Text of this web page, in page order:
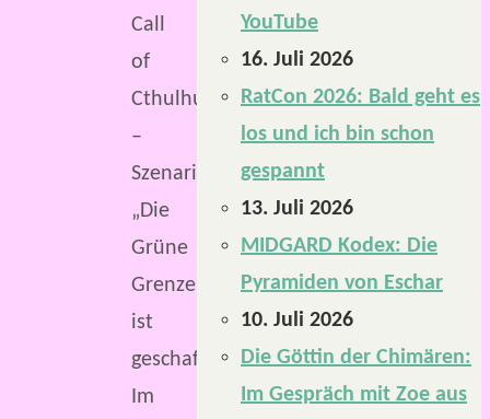
Call
of
Cthulhu
–
Szenario
„Die
Grüne
Grenze“
ist
geschafft.
Im
YouTube
16. Juli 2026
RatCon 2026: Bald geht es
los und ich bin schon
gespannt
13. Juli 2026
MIDGARD Kodex: Die
Pyramiden von Eschar
10. Juli 2026
Die Göttin der Chimären:
Im Gespräch mit Zoe aus